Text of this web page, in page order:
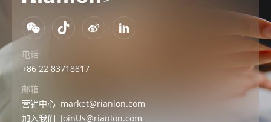
电话
+86 22 83718817
邮箱
营销中心 market@rianlon.com
加入我们 JoinUs@rianlon.com